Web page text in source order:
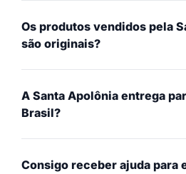
Os produtos vendidos pela
são originais?
A Santa Apolônia entrega
Brasil?
Consigo receber ajuda para